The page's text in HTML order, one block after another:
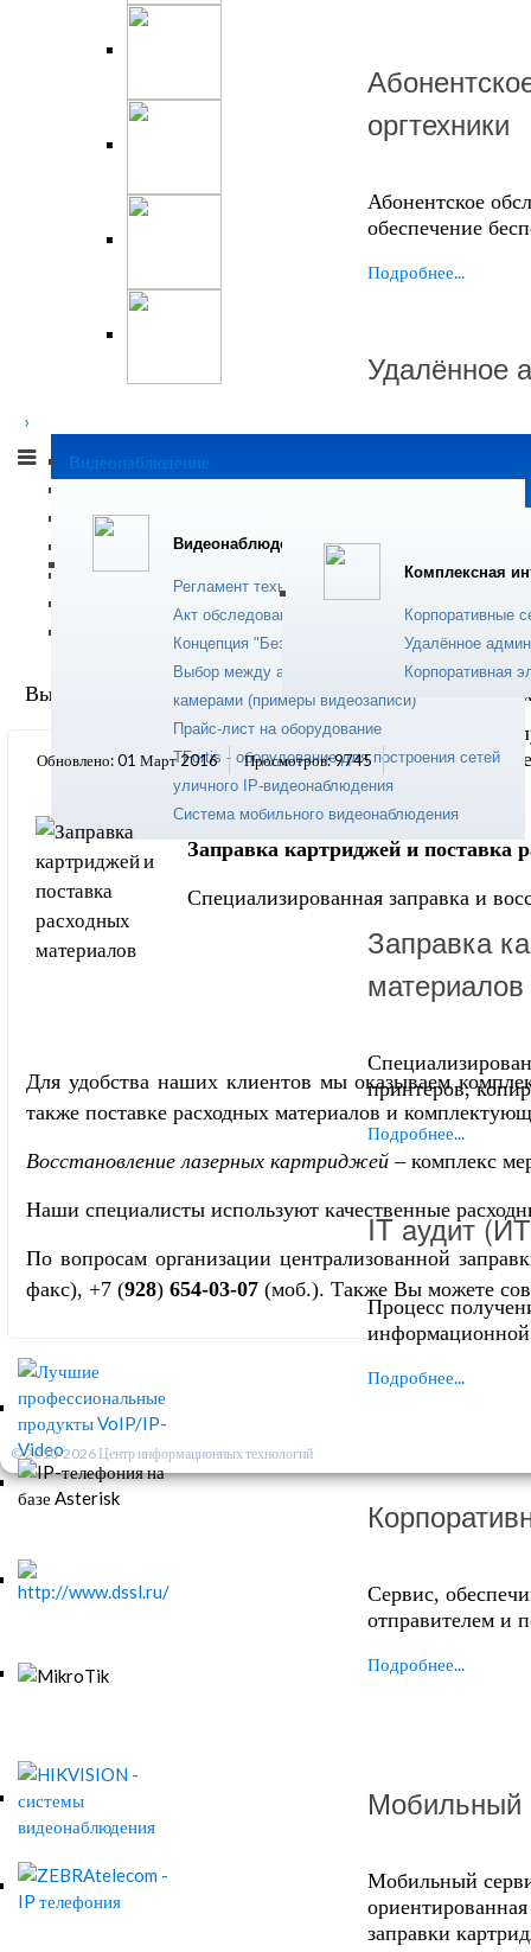
оргтехники
Абонентское
обеспечение
Подробнее...
Удалённое
Подробнее...
Ремонт
Техническое
ноутбуков и
Заправка
материалов
принтеров,
Подробнее...
IT aудит
Процесс
информационной
Подробнее...
Сервис,
отправителем и
Подробнее...
Мобильный
Мобильный
заправки
›
Видеонаблюдение
Видеонаблюдение
Регламент технического обслуживания
Акт обследования объекта (видеонаблюдение)
Концепция "Безопасный город"
Выбор между аналоговой и цифровой (IP)
камерами (примеры видеозаписи)
Прайс-лист на оборудование
TFortis - оборудование для построения сетей
уличного IP-видеонаблюдения
Система мобильного видеонаблюдения
Комплексная
Корпоративные
Удалённое
Корпоративная
IP телефония
Сервисные услуги
Программное обеспечение
Монтажные работы
Солнечная энергетика
Вы здесь: Главная Заправка картриджей и поставка
Обновлено: 01 Март 2016 Просмотров: 9745
Заправка картриджей и поставка
Специализированная заправка и
Для удобства наших клиентов мы оказываем
также поставке расходных материалов и
Восстановление лазерных картриджей – комплекс
Наши специалисты используют качественные
По вопросам организации централизованной
факс), +7 (928) 654-03-07 (моб.). Также Вы можете
© 2010-2026 Центр информационных технологий